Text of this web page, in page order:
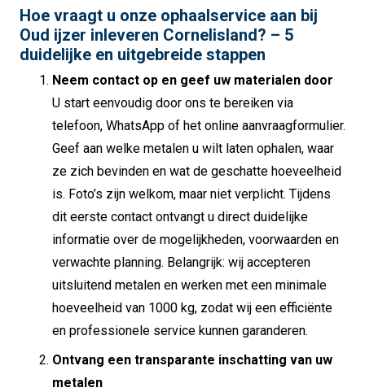
Hoe vraagt u onze ophaalservice aan bij
Oud ijzer inleveren Cornelisland? – 5
duidelijke en uitgebreide stappen
Neem contact op en geef uw materialen door
U start eenvoudig door ons te bereiken via
telefoon, WhatsApp of het online aanvraagformulier.
Geef aan welke metalen u wilt laten ophalen, waar
ze zich bevinden en wat de geschatte hoeveelheid
is. Foto’s zijn welkom, maar niet verplicht. Tijdens
dit eerste contact ontvangt u direct duidelijke
informatie over de mogelijkheden, voorwaarden en
verwachte planning. Belangrijk: wij accepteren
uitsluitend metalen en werken met een minimale
hoeveelheid van 1000 kg, zodat wij een efficiënte
en professionele service kunnen garanderen.
Ontvang een transparante inschatting van uw
metalen